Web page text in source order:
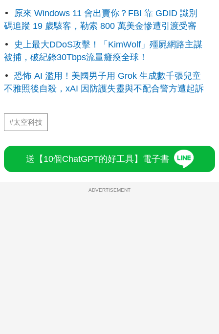
原來 Windows 11 會出賣你？FBI 靠 GDID 識別
碼追蹤 19 歲駭客，勒索 800 萬美金慘遭引渡受審
史上最大DDoS攻擊！「KimWolf」殭屍網路主謀
被捕，破紀錄30Tbps流量癱瘓全球！
恐怖 AI 濫用！美國男子用 Grok 生成數千張兒童
不雅照後自殺，xAI 因防護失靈與不配合警方遭起訴
#太空科技
送【10個ChatGPT的好工具】電子書
ADVERTISEMENT